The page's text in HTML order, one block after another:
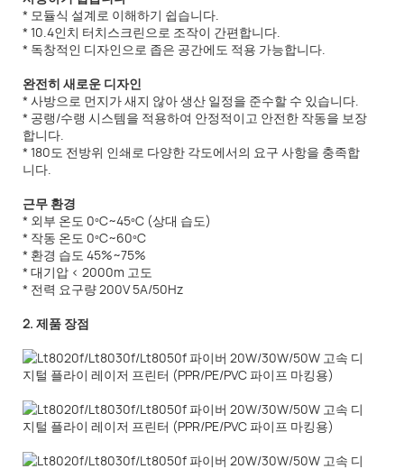
* 모듈식 설계로 이해하기 쉽습니다.
* 10.4인치 터치스크린으로 조작이 간편합니다.
* 독창적인 디자인으로 좁은 공간에도 적용 가능합니다.
완전히 새로운 디자인
* 사방으로 먼지가 새지 않아 생산 일정을 준수할 수 있습니다.
* 공랭/수랭 시스템을 적용하여 안정적이고 안전한 작동을 보장
합니다.
* 180도 전방위 인쇄로 다양한 각도에서의 요구 사항을 충족합
니다.
근무 환경
* 외부 온도 0ºC~45ºC (상대 습도)
* 작동 온도 0ºC~60ºC
* 환경 습도 45%~75%
* 대기압 < 2000m 고도
* 전력 요구량 200V 5A/50Hz
2. 제품 장점